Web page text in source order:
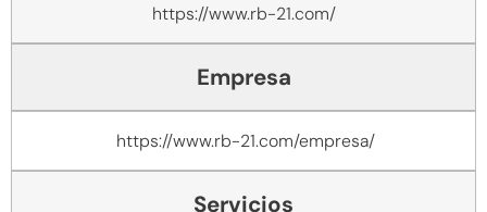
https://www.rb-21.com/
Empresa
https://www.rb-21.com/empresa/
Servicios